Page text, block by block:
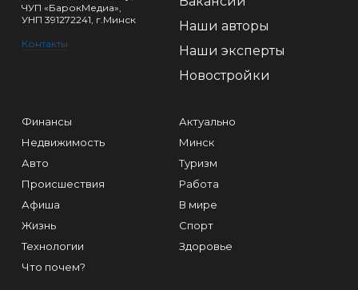
ЧУП «БарокМедиа»,
УНП 391272241, г.Минск
Контакты
Наши авторы
Наши эксперты
Новостройки
Финансы
Недвижимость
Авто
Происшествия
Афиша
Жизнь
Технологии
Что почем?
Актуально
Минск
Туризм
Работа
В мире
Спорт
Здоровье